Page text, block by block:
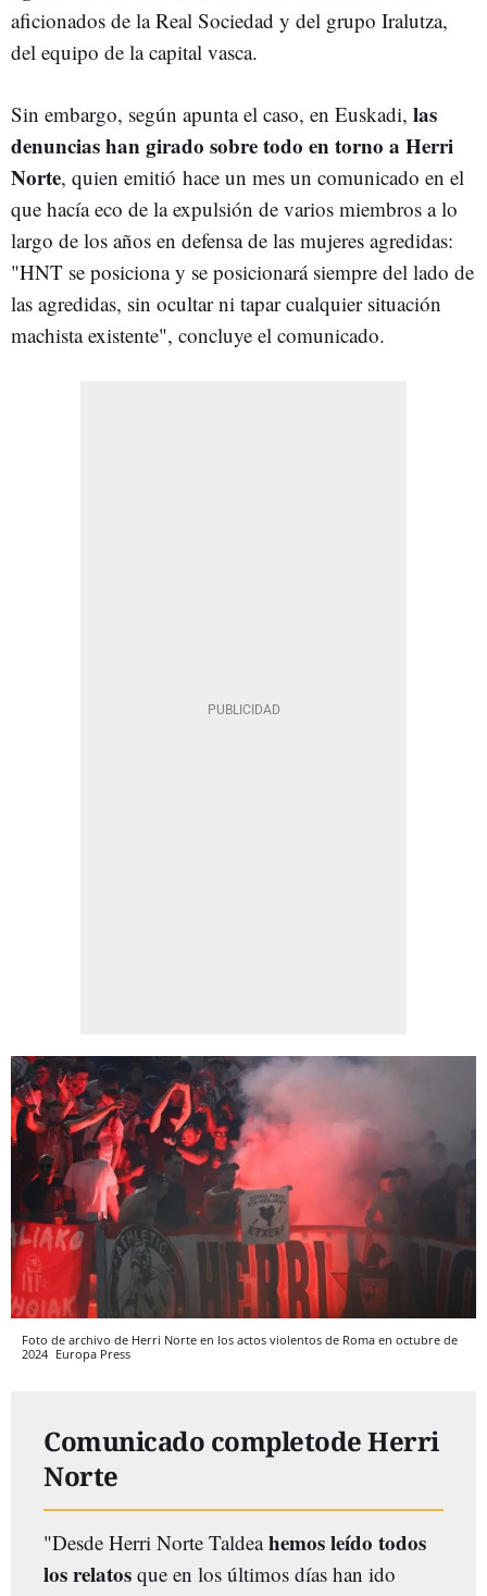
aficionados de la Real Sociedad y del grupo Iralutza,
del equipo de la capital vasca.
Sin embargo, según apunta el caso, en Euskadi, las
denuncias han girado sobre todo en torno a Herri
Norte, quien emitió hace un mes un comunicado en el
que hacía eco de la expulsión de varios miembros a lo
largo de los años en defensa de las mujeres agredidas:
"HNT se posiciona y se posicionará siempre del lado de
las agredidas, sin ocultar ni tapar cualquier situación
machista existente", concluye el comunicado.
Foto de archivo de Herri Norte en los actos violentos de Roma en octubre de
2024 Europa Press
Comunicado completode Herri
Norte
"Desde Herri Norte Taldeahemos leído todos
los relatos que en los últimos días han ido